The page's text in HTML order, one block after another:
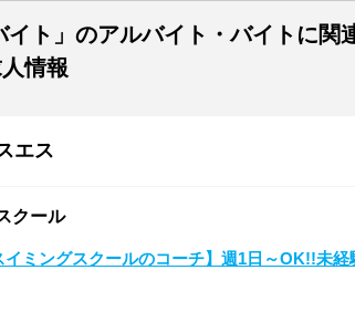
イト」のアルバイト・バイトに関
情報
エス
クール
イミングスクールのコーチ】週1日～OK!!未